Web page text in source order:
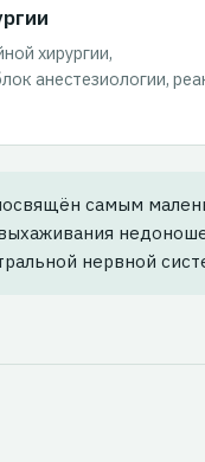
хирургии,
анестезиологии,
самым
нервной